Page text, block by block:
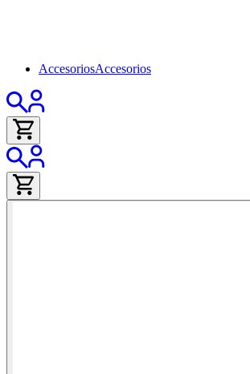
AccesoriosAccesorios